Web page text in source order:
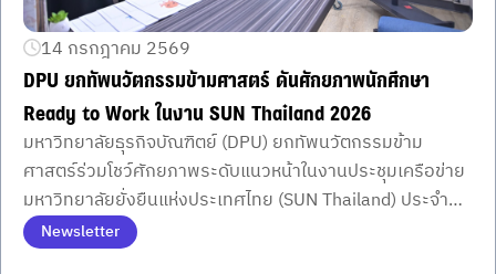
14 กรกฎาคม 2569
DPU ยกทัพนวัตกรรมข้ามศาสตร์ ดันศักยภาพนักศึกษา
Ready to Work ในงาน SUN Thailand 2026
มหาวิทยาลัยธุรกิจบัณฑิตย์ (DPU) ยกทัพนวัตกรรมข้าม
ศาสตร์ร่วมโชว์ศักยภาพระดับแนวหน้าในงานประชุมเครือข่าย
มหาวิทยาลัยยั่งยืนแห่งประเทศไทย (SUN Thailand) ประจำปี
พ.ศ. 2569 ณ DPU Makerspace ระหว่างวันที่ 18-19
มิถุนายน พ.ศ. 2569
Newsletter